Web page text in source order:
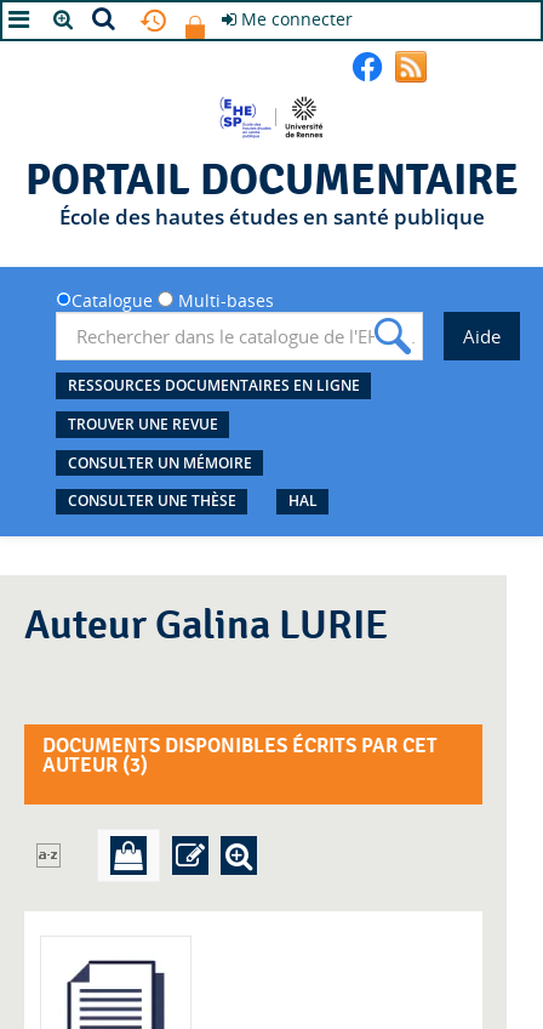
Me connecter
PORTAIL DOCUMENTAIRE
École des hautes études en santé publique
Catalogue Multi-bases
RESSOURCES DOCUMENTAIRES EN LIGNE
TROUVER UNE REVUE
CONSULTER UN MÉMOIRE
CONSULTER UNE THÈSE
HAL
Auteur Galina LURIE
DOCUMENTS DISPONIBLES ÉCRITS PAR CET
AUTEUR (3)